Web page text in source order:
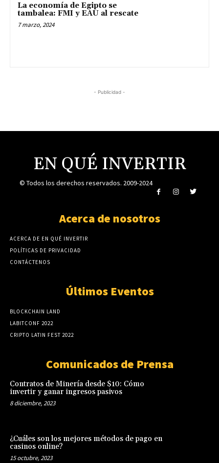
La economía de Egipto se
tambalea: FMI y EAU al rescate
7 marzo, 2024
- Publicidad -
EN QUÉ INVERTIR
© Todos los derechos reservados. 2009-2024
Acerca de nosotros
ACERCA DE EN QUÉ INVERTIR
POLÍTICAS DE PRIVACIDAD
CONTÁCTENOS
Últimos Eventos
BLOCKCHAIN LAND
LABITCONF 2022
CRIPTO LATIN FEST 2022
Comunicados de Prensa
Contratos de Minería desde $10: Cómo
invertir y ganar ingresos pasivos
8 diciembre, 2023
¿Cuáles son los mejores métodos de pago en
casinos online?
15 octubre, 2023